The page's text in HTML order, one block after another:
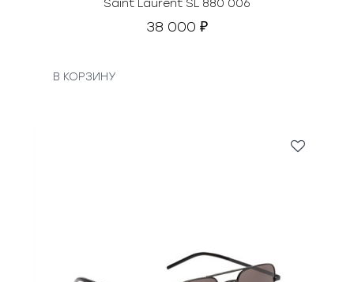
Saint Laurent SL 880 006
38 000 ₽
В КОРЗИНУ